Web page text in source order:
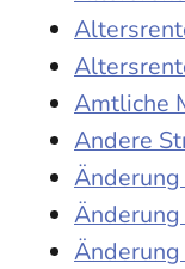
Amtliche
Andere